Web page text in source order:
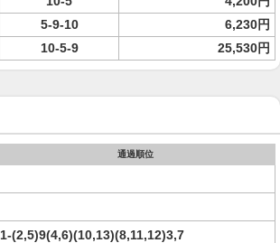
5-9-10
6,230円
10-5-9 25,530円
通過順位
1-(2,5)9(4,6)(10,13)(8,11,12)3,7